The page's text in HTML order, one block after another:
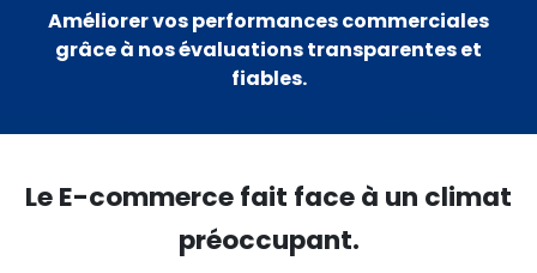
Améliorer vos performances commerciales
grâce à nos évaluations transparentes et
fiables.
Le E-commerce fait face à un climat
préoccupant.